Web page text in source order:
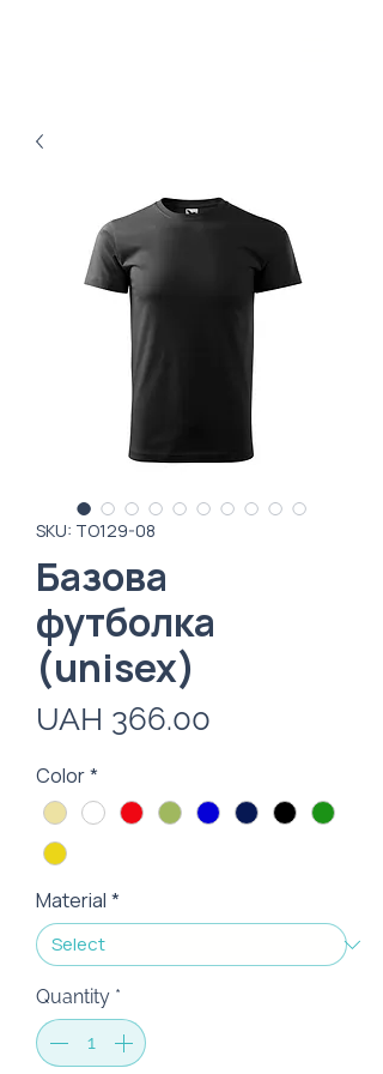
SKU: TO129-08
Базова
футболка
(unisex)
UAH 366.00
Color*
Material *
Quantity *